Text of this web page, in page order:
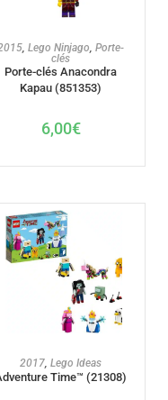
AJOUTER AU PANIER
, Lego Ninjago, Porte-
clés
Porte-clés Anacondra
Kapau (851353)
6,00€
AJOUTER AU PANIER
2017, Lego Ideas
Time™ (21308)